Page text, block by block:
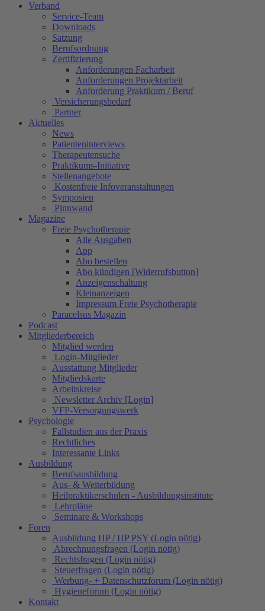
Verband
Service-Team
Downloads
Satzung
Berufsordnung
Zertifizierung
Anforderungen Facharbeit
Anforderungen Projektarbeit
Anforderung Praktikum / Beruf
Versicherungsbedarf
Partner
Aktuelles
News
Patienteninterviews
Therapeutensuche
Praktikums-Initiative
Stellenangebote
Kostenfreie Infoveranstaltungen
Symposien
Pinnwand
Magazine
Freie Psychotherapie
Alle Ausgaben
App
Abo bestellen
Abo kündigen [Widerrufsbutton]
Anzeigenschaltung
Kleinanzeigen
Impressum Freie Psychotherapie
Paracelsus Magazin
Podcast
Mitgliederbereich
Mitglied werden
Login-Mitglieder
Ausstattung Mitglieder
Mitgliedskarte
Arbeitskreise
Newsletter Archiv [Login]
VFP-Versorgungswerk
Psychologie
Fallstudien aus der Praxis
Rechtliches
Interessante Links
Ausbildung
Berufsausbildung
Aus- & Weiterbildung
Heilpraktikerschulen - Ausbildungsinstitute
Lehrpläne
Seminare & Workshops
Foren
Ausbildung HP / HP PSY (Login nötig)
Abrechnungsfragen (Login nötig)
Rechtsfragen (Login nötig)
Steuerfragen (Login nötig)
Werbung- + Datenschutzforum (Login nötig)
Hygieneforum (Login nötig)
Kontakt